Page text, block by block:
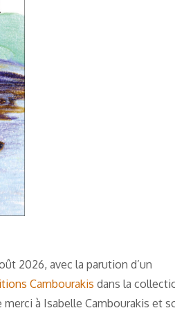
2026, avec la parution d’un
Cambourakis dans la
merci à Isabelle Cambourakis et